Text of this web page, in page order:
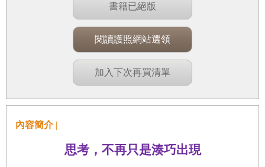
書籍已絕版
閱讀護照網站選領
加入下次再買清單
內容簡介 |
思考， 不再只是湊巧出現